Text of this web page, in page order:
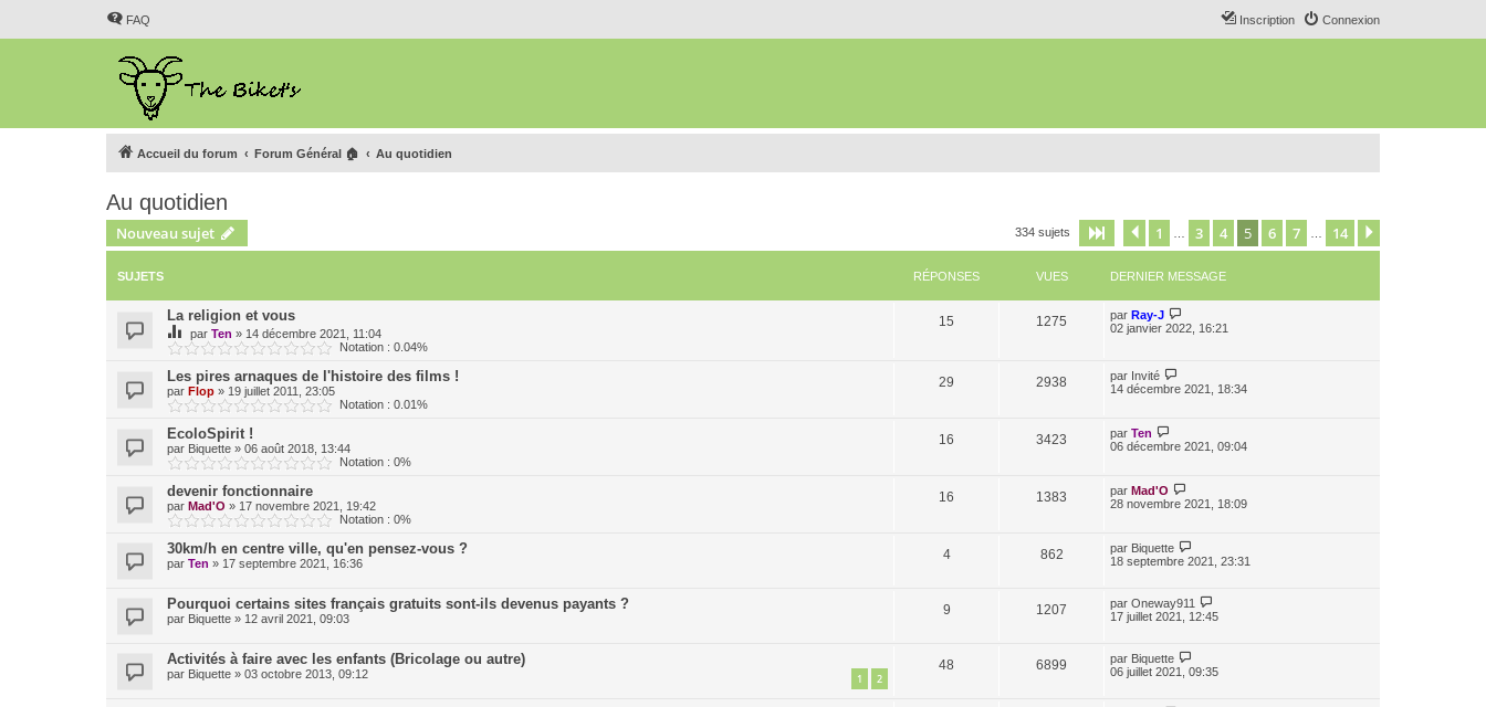
FAQ Connexion
Inscription
Accueil du forum Forum Général 🏠 Au quotidien
Au quotidien
Nouveau sujet 334 sujets Page sur14
Précédent
1 3 4 5 6 7 14
SUJETS RÉPONSES VUES DERNIER MESSAGE
La religion et vous
par Ten » 14 décembre 2021, 11:04
Notation : 0.04%
15 1275 par Ray-J
02 janvier 2022, 16:21
Les pires arnaques de l'histoire des films !
par Flop » 19 juillet 2011, 23:05
Notation : 0.01%
29 2938 par Invité
14 décembre 2021, 18:34
EcoloSpirit !
par Biquette » 06 août 2018, 13:44
Notation : 0%
16 3423 par Ten
06 décembre 2021, 09:04
devenir fonctionnaire
par Mad'O » 17 novembre 2021, 19:42
Notation : 0%
16 1383 par Mad'O
28 novembre 2021, 18:09
30km/h en centre ville, qu'en pensez-vous ?
par Ten » 17 septembre 2021, 16:36
4 862 par Biquette
18 septembre 2021, 23:31
Pourquoi certains sites français gratuits sont-ils devenus payants ?
par Biquette » 12 avril 2021, 09:03
9 1207 par Oneway911
17 juillet 2021, 12:45
Activités à faire avec les enfants (Bricolage ou autre)
par Biquette » 03 octobre 2013, 09:12 1 2
48 6899 par Biquette
06 juillet 2021, 09:35